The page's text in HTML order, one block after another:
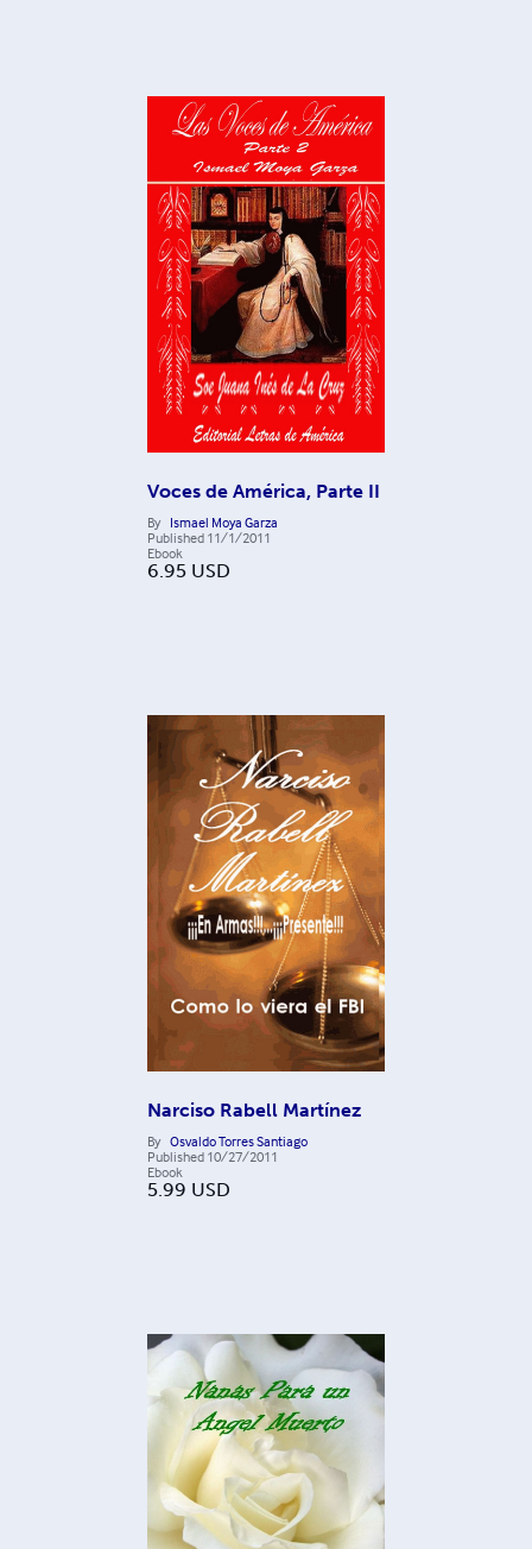
Voces de América, Parte II
By Ismael Moya Garza
Published 11/1/2011
Ebook
6.95 USD
Narciso Rabell Martínez
By Osvaldo Torres Santiago
Published 10/27/2011
Ebook
5.99 USD